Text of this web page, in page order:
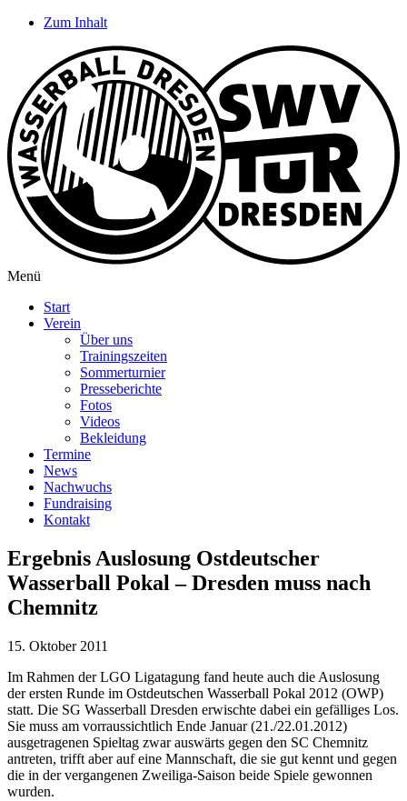
Zum Inhalt
Menü
Start
Verein
Über uns
Trainingszeiten
Sommerturnier
Presseberichte
Fotos
Videos
Bekleidung
Termine
News
Nachwuchs
Fundraising
Kontakt
Ergebnis Auslosung Ostdeutscher
Wasserball Pokal – Dresden muss nach
Chemnitz
15. Oktober 2011
Im Rahmen der LGO Ligatagung fand heute auch die Auslosung
der ersten Runde im Ostdeutschen Wasserball Pokal 2012 (OWP)
statt. Die SG Wasserball Dresden erwischte dabei ein gefälliges Los.
Sie muss am vorraussichtlich Ende Januar (21./22.01.2012)
ausgetragenen Spieltag zwar auswärts gegen den SC Chemnitz
antreten, trifft aber auf eine Mannschaft, die sie gut kennt und gegen
die in der vergangenen Zweiliga-Saison beide Spiele gewonnen
wurden.